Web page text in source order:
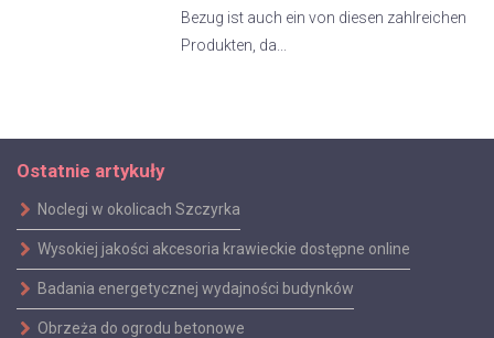
Bezug ist auch ein von diesen zahlreichen
Produkten, da...
Ostatnie artykuły
Noclegi w okolicach Szczyrka
Wysokiej jakości akcesoria krawieckie dostępne online
Badania energetycznej wydajności budynków
Obrzeża do ogrodu betonowe